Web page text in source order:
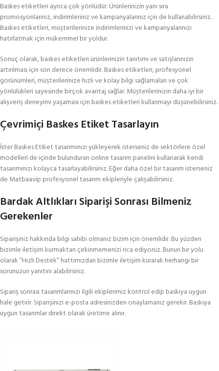
Baskes etiketleri ayrıca çok yönlüdür. Ürünlerinizin yanı sıra
promosyonlarınız, indirimleriniz ve kampanyalarınız için de kullanabilirsiniz.
Baskes etiketleri, müşterilerinize indirimlerinizi ve kampanyalarınızı
hatırlatmak için mükemmel bir yoldur.
Sonuç olarak, baskes etiketleri ürünlerinizin tanıtımı ve satışlarınızın
artırılması için son derece önemlidir. Baskes etiketleri, profesyonel
görünümleri, müşterilerinize hızlı ve kolay bilgi sağlamaları ve çok
yönlülükleri sayesinde birçok avantaj sağlar. Müşterilerinizin daha iyi bir
alışveriş deneyimi yaşaması için baskes etiketleri kullanmayı düşünebilirsiniz.
Çevrimiçi Baskes Etiket Tasarlayın
İster Baskes Etiket tasarımınızı yükleyerek isterseniz de sektörlere özel
modelleri de içinde bulunduran online tasarım panelini kullanarak kendi
tasarımınızı kolayca tasarlayabilirsiniz. Eğer daha özel bir tasarım isterseniz
de Matbaavip profesyonel tasarım ekipleriyle çalışabilirsiniz.
Bardak Altlıkları Siparişi Sonrası Bilmeniz
Gerekenler
Siparişiniz hakkında bilgi sahibi olmanız bizim için önemlidir. Bu yüzden
bizimle iletişim kurmaktan çekinmemenizi rica ediyoruz. Bunun bir yolu
olarak “Hızlı Destek” hattımızdan bizimle iletişim kurarak herhangi bir
sorunuzun yanıtını alabilirsiniz.
Sipariş sonrası tasarımlarınızı ilgili ekiplerimiz kontrol edip baskıya uygun
hale getirir. Siparişinizi e-posta adresinizden onaylamanız gerekir. Baskıya
uygun tasarımlar direkt olarak üretime alınır.